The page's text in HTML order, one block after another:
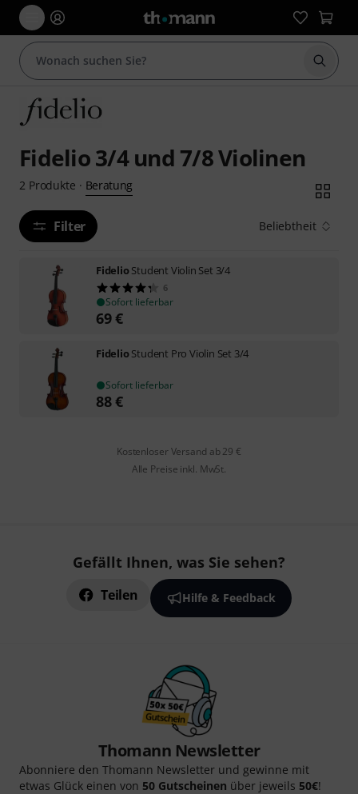
Suche
Fidelio 3/4 und 7/8 Violinen
2 Produkte · Beratung
Filter Beliebtheit
FidelioStudent Violin Set 3/4
6
Sofort lieferbar
69€
FidelioStudent Pro Violin Set 3/4
Sofort lieferbar
88€
Kostenloser Versand ab 29 €
Alle Preise inkl. MwSt.
Gefällt Ihnen, was Sie sehen?
Teilen Hilfe & Feedback
Thomann Newsletter
Abonniere den Thomann Newsletter und gewinne mit
etwas Glück einen von 50 Gutscheinen über jeweils 50€!